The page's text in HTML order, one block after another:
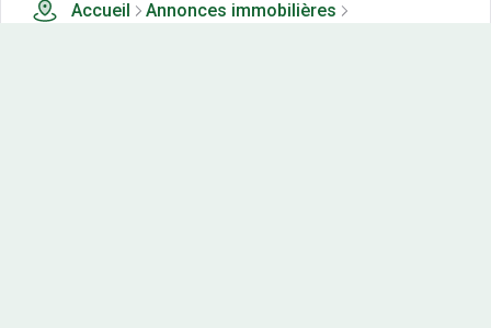
Accueil
Annonces immobilières